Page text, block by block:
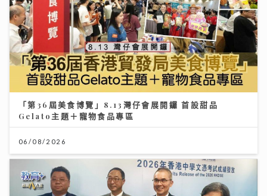
「第36屆美食博覽」8.13灣仔會展開鑼 首設甜品
Gelato主題＋寵物食品專區
06/08/2026